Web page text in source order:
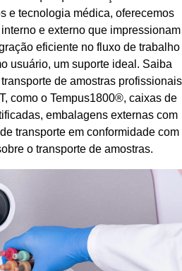
e tecnologia médica, oferecemos
e externo que impressionam
eficiente no fluxo de trabalho
usuário, um suporte ideal. Saiba
de amostras profissionais
como o Tempus1800®, caixas de
embalagens externas com
transporte em conformidade com
o transporte de amostras.